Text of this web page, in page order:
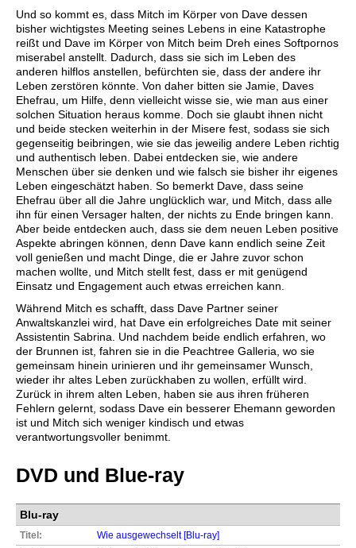
Und so kommt es, dass Mitch im Körper von Dave dessen
bisher wichtigstes Meeting seines Lebens in eine Katastrophe
reißt und Dave im Körper von Mitch beim Dreh eines Softpornos
miserabel anstellt. Dadurch, dass sie sich im Leben des
anderen hilflos anstellen, befürchten sie, dass der andere ihr
Leben zerstören könnte. Von daher bitten sie Jamie, Daves
Ehefrau, um Hilfe, denn vielleicht wisse sie, wie man aus einer
solchen Situation heraus komme. Doch sie glaubt ihnen nicht
und beide stecken weiterhin in der Misere fest, sodass sie sich
gegenseitig beibringen, wie sie das jeweilig andere Leben richtig
und authentisch leben. Dabei entdecken sie, wie andere
Menschen über sie denken und wie falsch sie bisher ihr eigenes
Leben eingeschätzt haben. So bemerkt Dave, dass seine
Ehefrau über all die Jahre unglücklich war, und Mitch, dass alle
ihn für einen Versager halten, der nichts zu Ende bringen kann.
Aber beide entdecken auch, dass sie dem neuen Leben positive
Aspekte abringen können, denn Dave kann endlich seine Zeit
voll genießen und macht Dinge, die er Jahre zuvor schon
machen wollte, und Mitch stellt fest, dass er mit genügend
Einsatz und Engagement auch etwas erreichen kann.
Während Mitch es schafft, dass Dave Partner seiner
Anwaltskanzlei wird, hat Dave ein erfolgreiches Date mit seiner
Assistentin Sabrina. Und nachdem beide endlich erfahren, wo
der Brunnen ist, fahren sie in die Peachtree Galleria, wo sie
gemeinsam hinein urinieren und ihr gemeinsamer Wunsch,
wieder ihr altes Leben zurückhaben zu wollen, erfüllt wird.
Zurück in ihrem alten Leben, haben sie aus ihren früheren
Fehlern gelernt, sodass Dave ein besserer Ehemann geworden
ist und Mitch sich weniger kindisch und etwas
verantwortungsvoller benimmt.
DVD und Blue-ray
Blu-ray
Titel:
Wie ausgewechselt [Blu-ray]